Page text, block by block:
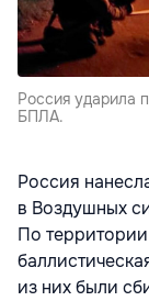
Россия ударила
БПЛА.
Россия
в Воздушных
По
из них были